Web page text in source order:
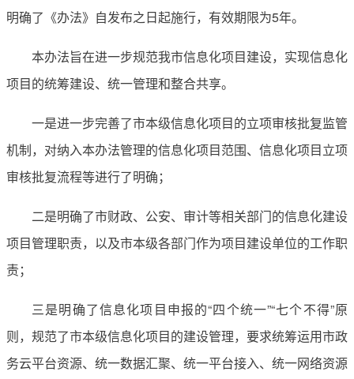
明确了《办法》自发布之日起施行，有效期限为5年。
本办法旨在进一步规范我市信息化项目建设，实现信息化
项目的统筹建设、统一管理和整合共享。
一是进一步完善了市本级信息化项目的立项审核批复监管
机制，对纳入本办法管理的信息化项目范围、信息化项目立项
审核批复流程等进行了明确；
二是明确了市财政、公安、审计等相关部门的信息化建设
项目管理职责，以及市本级各部门作为项目建设单位的工作职
责；
三是明确了信息化项目申报的“四个统一”“七个不得”原
则，规范了市本级信息化项目的建设管理，要求统筹运用市政
务云平台资源、统一数据汇聚、统一平台接入、统一网络资源